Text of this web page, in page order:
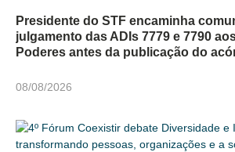
Presidente do STF encaminha
julgamento das ADIs 7779 e 7790
Poderes antes da publicação do
08/08/2026